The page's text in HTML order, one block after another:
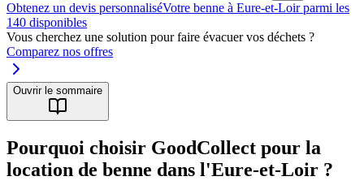
Obtenez un devis personnaliséVotre benne à Eure-et-Loir parmi les
140 disponibles
Vous cherchez une solution pour faire évacuer vos déchets ?
Comparez nos offres
Ouvrir le sommaire
Pourquoi choisir GoodCollect pour la
location de benne dans l'Eure-et-Loir ?